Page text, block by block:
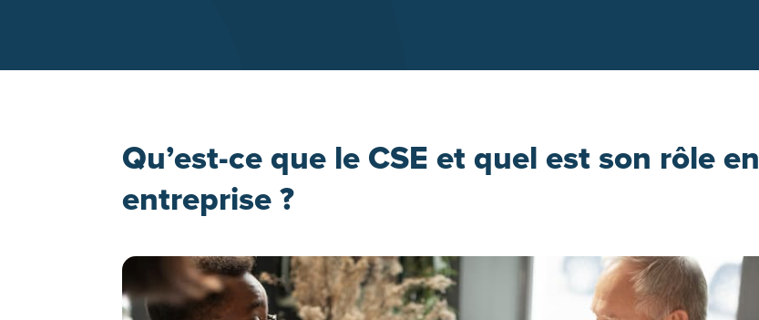
Qu’est-ce que le CSE et quel est son rôle en
entreprise ?